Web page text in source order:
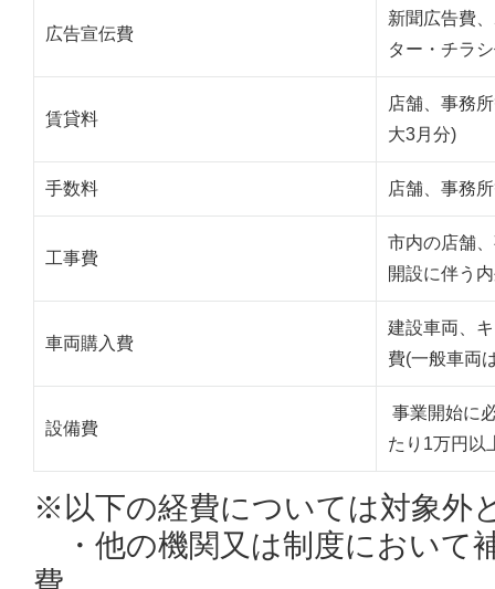
広告宣伝費
新聞広告費
ター・チラ
賃貸料
店舗、事務
大3月分)
手数料 店舗、事務
工事費
市内の店舗
開設に伴う
車両購入費
建設車両、
費(一般車両
設備費
事業開始に
たり1万円以
※以下の経費については対象外
・他の機関又は制度において